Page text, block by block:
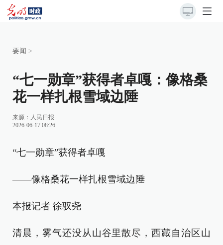
要闻 >
“七一勋章”获得者卓嘎：像格桑
花一样扎根雪域边陲
来源： 人民日报
2026-06-17 08:26
“七一勋章”获得者卓嘎
——像格桑花一样扎根雪域边陲
本报记者 徐驭尧
清晨，雾气还没从山谷里散尽，西藏自治区山